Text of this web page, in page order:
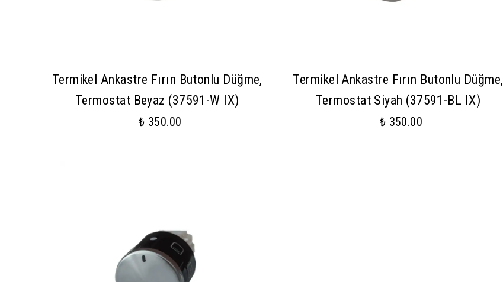
Termikel Ankastre Fırın Butonlu Düğme,
Termostat Beyaz (37591-W IX)
₺ 350.00
Termikel Ankastre Fırın Butonlu Düğme,
Termostat Siyah (37591-BL IX)
₺ 350.00